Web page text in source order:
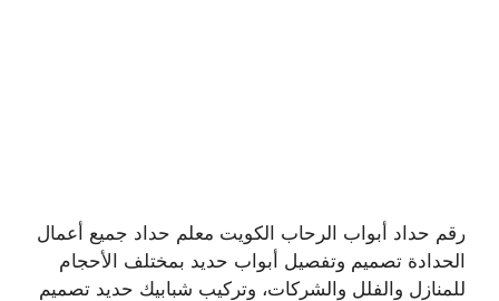
رقم حداد أبواب الرحاب الكويت معلم حداد جميع أعمال
الحدادة تصميم وتفصيل أبواب حديد بمختلف الأحجام
للمنازل والفلل والشركات، وتركيب شبابيك حديد تصميم